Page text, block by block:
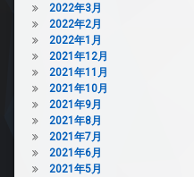
2022年3月
2022年2月
2022年1月
2021年12月
2021年11月
2021年10月
2021年9月
2021年8月
2021年7月
2021年6月
2021年5月